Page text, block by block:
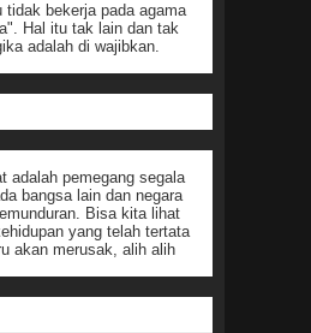
bekerja pada agama
Hal itu tak lain dan tak
adalah di wajibkan.
adalah pemegang segala
bangsa lain dan negara
Bisa kita lihat
yang telah tertata
akan merusak, alih alih